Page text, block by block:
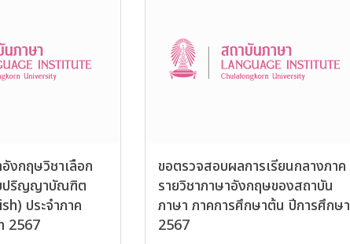
งกฤษวิชาเลือก
ปริญญาบัณฑิต
ประจำภาค
2567
ขอตรวจสอบผลการเรียนกลางภาค
รายวิชาภาษาอังกฤษของสถาบัน
ภาษา ภาคการศึกษาต้น ปีการศึกษา
2567